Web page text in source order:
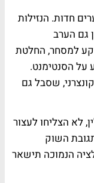
חדות. הנזילות
גם הערב
למסחר, החלטת
הסנטימנט.
שסבל גם
לא הצליחו לעצור
השוק
הנמוכה תישאר